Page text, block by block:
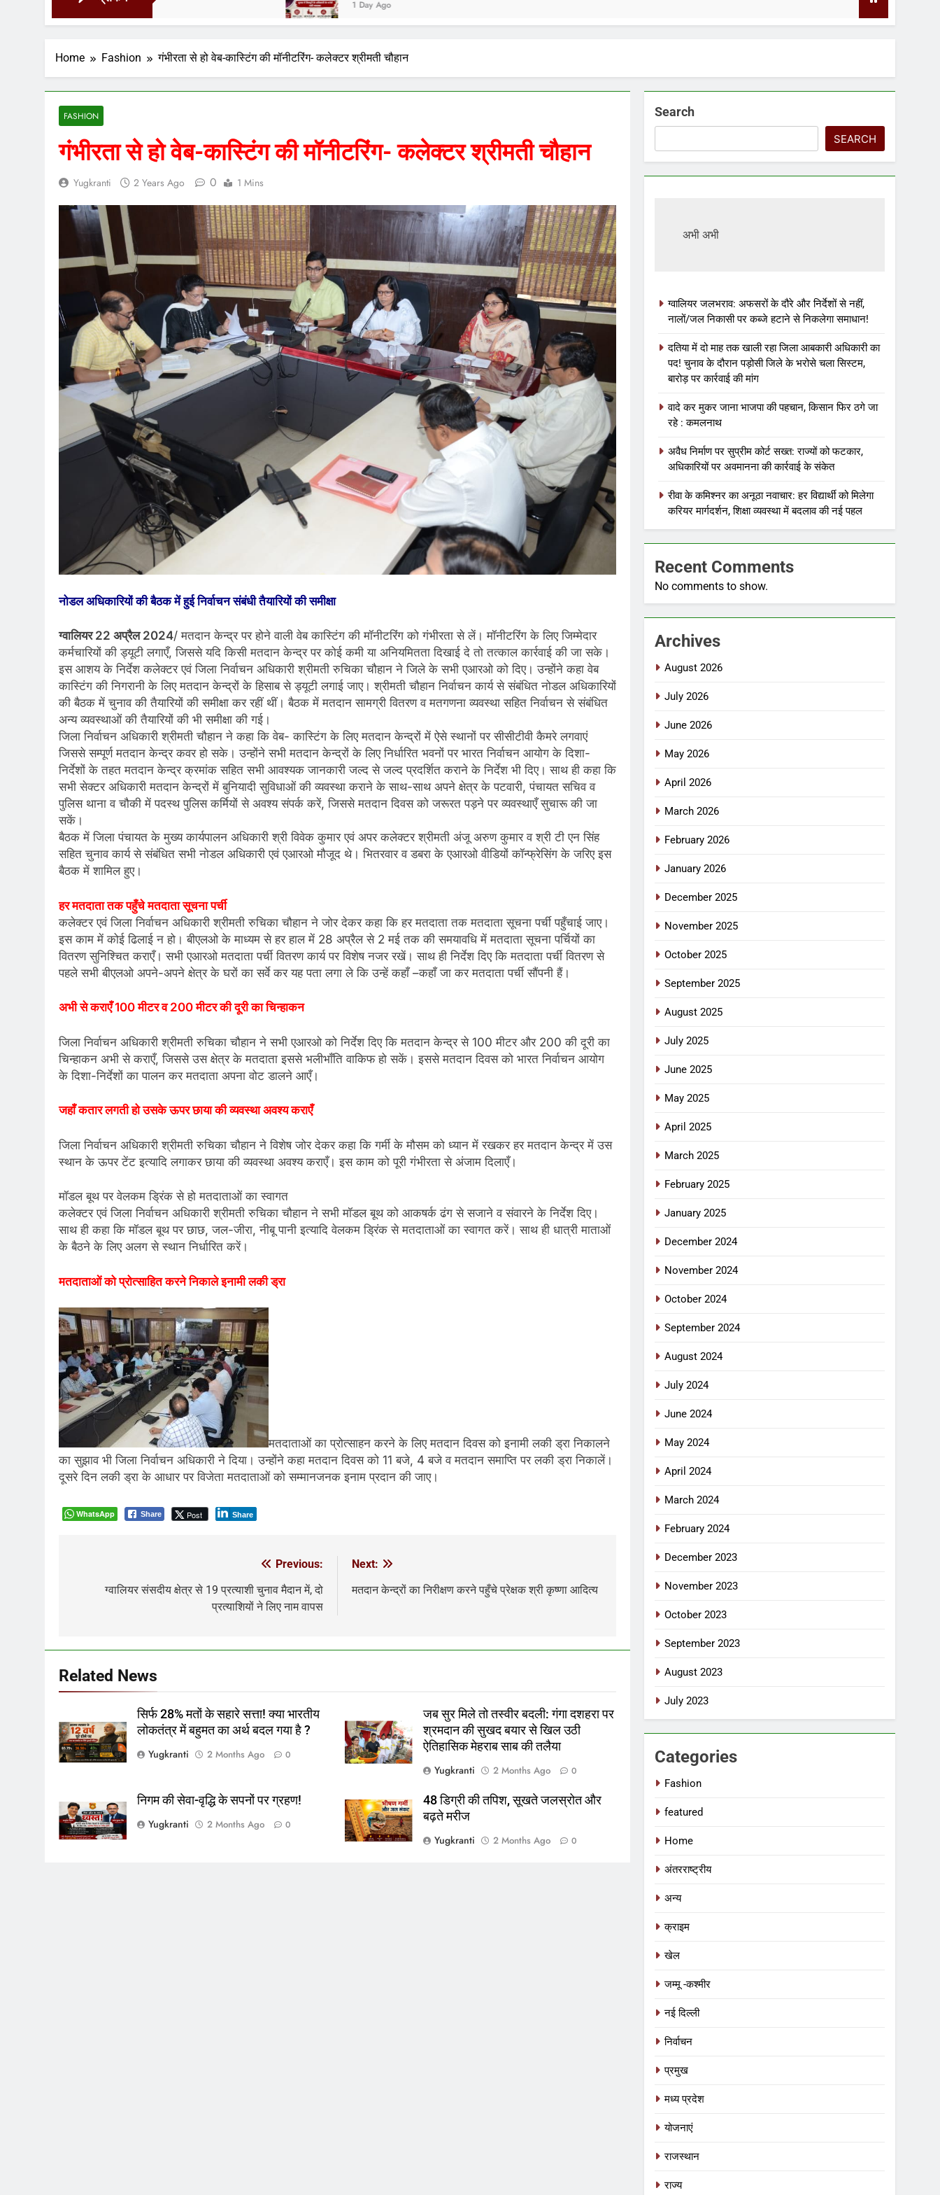
1 Day Ago
Home Fashion गंभीरता से हो वेब-कास्टिंग की मॉनीटरिंग- कलेक्टर श्रीमती चौहान
FASHION
गंभीरता से हो वेब-कास्टिंग की मॉनीटरिंग- कलेक्टर श्रीमती चौहान
Yugkranti 2 Years Ago 0 1 Mins
नोडल अधिकारियों की बैठक में हुई निर्वाचन संबंधी तैयारियों की समीक्षा
ग्वालियर 22 अप्रैल 2024/ मतदान केन्द्र पर होने वाली वेब कास्टिंग की मॉनीटरिंग को गंभीरता से लें। मॉनीटरिंग के लिए जिम्मेदार
कर्मचारियों की ड्यूटी लगाएँ, जिससे यदि किसी मतदान केन्द्र पर कोई कमी या अनियमितता दिखाई दे तो तत्काल कार्रवाई की जा सके।
इस आशय के निर्देश कलेक्टर एवं जिला निर्वाचन अधिकारी श्रीमती रुचिका चौहान ने जिले के सभी एआरओ को दिए। उन्होंने कहा वेब
कास्टिंग की निगरानी के लिए मतदान केन्द्रों के हिसाब से ड्यूटी लगाई जाए। श्रीमती चौहान निर्वाचन कार्य से संबंधित नोडल अधिकारियों
की बैठक में चुनाव की तैयारियों की समीक्षा कर रहीं थीं। बैठक में मतदान सामग्री वितरण व मतगणना व्यवस्था सहित निर्वाचन से संबंधित
अन्य व्यवस्थाओं की तैयारियों की भी समीक्षा की गई।
जिला निर्वाचन अधिकारी श्रीमती चौहान ने कहा कि वेब- कास्टिंग के लिए मतदान केन्द्रों में ऐसे स्थानों पर सीसीटीवी कैमरे लगवाएं
जिससे सम्पूर्ण मतदान केन्द्र कवर हो सके। उन्होंने सभी मतदान केन्द्रों के लिए निर्धारित भवनों पर भारत निर्वाचन आयोग के दिशा-
निर्देशों के तहत मतदान केन्द्र क्रमांक सहित सभी आवश्यक जानकारी जल्द से जल्द प्रदर्शित कराने के निर्देश भी दिए। साथ ही कहा कि
सभी सेक्टर अधिकारी मतदान केन्द्रों में बुनियादी सुविधाओं की व्यवस्था कराने के साथ-साथ अपने क्षेत्र के पटवारी, पंचायत सचिव व
पुलिस थाना व चौकी में पदस्थ पुलिस कर्मियों से अवश्य संपर्क करें, जिससे मतदान दिवस को जरूरत पड़ने पर व्यवस्थाएँ सुचारू की जा
सकें।
बैठक में जिला पंचायत के मुख्य कार्यपालन अधिकारी श्री विवेक कुमार एवं अपर कलेक्टर श्रीमती अंजू अरुण कुमार व श्री टी एन सिंह
सहित चुनाव कार्य से संबंधित सभी नोडल अधिकारी एवं एआरओ मौजूद थे। भितरवार व डबरा के एआरओ वीडियों कॉन्फ्रेसिंग के जरिए इस
बैठक में शामिल हुए।
हर मतदाता तक पहुँचे मतदाता सूचना पर्ची
कलेक्टर एवं जिला निर्वाचन अधिकारी श्रीमती रुचिका चौहान ने जोर देकर कहा कि हर मतदाता तक मतदाता सूचना पर्ची पहुँचाई जाए।
इस काम में कोई ढिलाई न हो। बीएलओ के माध्यम से हर हाल में 28 अप्रैल से 2 मई तक की समयावधि में मतदाता सूचना पर्चियों का
वितरण सुनिश्चित कराएँ। सभी एआरओ मतदाता पर्ची वितरण कार्य पर विशेष नजर रखें। साथ ही निर्देश दिए कि मतदाता पर्ची वितरण से
पहले सभी बीएलओ अपने-अपने क्षेत्र के घरों का सर्वे कर यह पता लगा ले कि उन्हें कहाँ –कहाँ जा कर मतदाता पर्ची सौंपनी हैं।
अभी से कराएँ 100 मीटर व 200 मीटर की दूरी का चिन्हाकन
जिला निर्वाचन अधिकारी श्रीमती रुचिका चौहान ने सभी एआरओ को निर्देश दिए कि मतदान केन्द्र से 100 मीटर और 200 की दूरी का
चिन्हाकन अभी से कराएँ, जिससे उस क्षेत्र के मतदाता इससे भलीभाँति वाकिफ हो सकें। इससे मतदान दिवस को भारत निर्वाचन आयोग
के दिशा-निर्देशों का पालन कर मतदाता अपना वोट डालने आएँ।
जहाँ कतार लगती हो उसके ऊपर छाया की व्यवस्था अवश्य कराएँ
जिला निर्वाचन अधिकारी श्रीमती रुचिका चौहान ने विशेष जोर देकर कहा कि गर्मी के मौसम को ध्यान में रखकर हर मतदान केन्द्र में उस
स्थान के ऊपर टेंट इत्यादि लगाकर छाया की व्यवस्था अवश्य कराएँ। इस काम को पूरी गंभीरता से अंजाम दिलाएँ।
मॉडल बूथ पर वेलकम ड्रिंक से हो मतदाताओं का स्वागत
कलेक्टर एवं जिला निर्वाचन अधिकारी श्रीमती रुचिका चौहान ने सभी मॉडल बूथ को आकषर्क ढंग से सजाने व संवारने के निर्देश दिए।
साथ ही कहा कि मॉडल बूथ पर छाछ, जल-जीरा, नीबू पानी इत्यादि वेलकम ड्रिंक से मतदाताओं का स्वागत करें। साथ ही धात्री माताओं
के बैठने के लिए अलग से स्थान निर्धारित करें।
मतदाताओं को प्रोत्साहित करने निकाले इनामी लकी ड्रा
मतदाताओं का प्रोत्साहन करने के लिए मतदान दिवस को इनामी लकी ड्रा निकालने
का सुझाव भी जिला निर्वाचन अधिकारी ने दिया। उन्होंने कहा मतदान दिवस को 11 बजे, 4 बजे व मतदान समाप्ति पर लकी ड्रा निकालें।
दूसरे दिन लकी ड्रा के आधार पर विजेता मतदाताओं को सम्मानजनक इनाम प्रदान की जाए।
WhatsApp Share Post Share
navigation
Previous:
ग्वालियर संसदीय क्षेत्र से 19 प्रत्याशी चुनाव मैदान में, दो
प्रत्याशियों ने लिए नाम वापस
Next:
मतदान केन्द्रों का निरीक्षण करने पहुँचे प्रेक्षक श्री कृष्णा आदित्य
Related News
सिर्फ 28% मतों के सहारे सत्ता! क्या भारतीय
लोकतंत्र में बहुमत का अर्थ बदल गया है ?
Yugkranti
2 Months Ago 0
जब सुर मिले तो तस्वीर बदली: गंगा दशहरा पर
श्रमदान की सुखद बयार से खिल उठी
ऐतिहासिक मेहराब साब की तलैया
Yugkranti
2 Months Ago 0
निगम की सेवा-वृद्धि के सपनों पर ग्रहण!
Yugkranti
2 Months Ago 0
48 डिग्री की तपिश, सूखते जलस्रोत और
बढ़ते मरीज
Yugkranti
2 Months Ago 0
Search
SEARCH
अभी अभी
ग्वालियर जलभराव: अफसरों के दौरे और निर्देशों से नहीं,
नालों/जल निकासी पर कब्जे हटाने से निकलेगा समाधान!
दतिया में दो माह तक खाली रहा जिला आबकारी अधिकारी का
पद! चुनाव के दौरान पड़ोसी जिले के भरोसे चला सिस्टम,
बारोड़ पर कार्रवाई की मांग
वादे कर मुकर जाना भाजपा की पहचान, किसान फिर ठगे जा
रहे : कमलनाथ
अवैध निर्माण पर सुप्रीम कोर्ट सख्त: राज्यों को फटकार,
अधिकारियों पर अवमानना की कार्रवाई के संकेत
रीवा के कमिश्नर का अनूठा नवाचार: हर विद्यार्थी को मिलेगा
करियर मार्गदर्शन, शिक्षा व्यवस्था में बदलाव की नई पहल
Recent Comments
No comments to show.
Archives
August 2026
July 2026
June 2026
May 2026
April 2026
March 2026
February 2026
January 2026
December 2025
November 2025
October 2025
September 2025
August 2025
July 2025
June 2025
May 2025
April 2025
March 2025
February 2025
January 2025
December 2024
November 2024
October 2024
September 2024
August 2024
July 2024
June 2024
May 2024
April 2024
March 2024
February 2024
December 2023
November 2023
October 2023
September 2023
August 2023
July 2023
Categories
Fashion
featured
Home
अंतरराष्ट्रीय
अन्य
क्राइम
खेल
जम्मू -कश्मीर
नई दिल्ली
निर्वाचन
प्रमुख
मध्य प्रदेश
योजनाएं
राजस्थान
राज्य